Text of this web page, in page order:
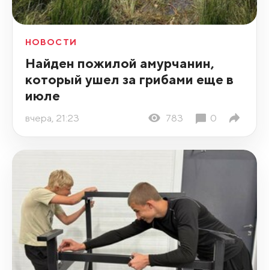
НОВОСТИ
Найден пожилой амурчанин,
который ушел за грибами еще в
июле
вчера, 21:23 783 0